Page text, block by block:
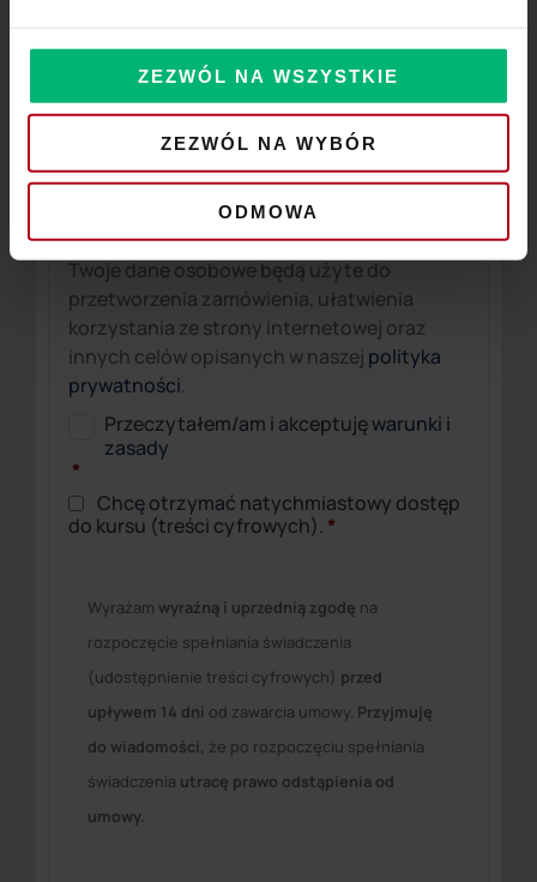
ZEZWÓL NA WSZYSTKIE
ZEZWÓL NA WYBÓR
ODMOWA
Płatność szybkim przelewem
Twoje dane osobowe będą użyte do
przetworzenia zamówienia, ułatwienia
korzystania ze strony internetowej oraz
innych celów opisanych w naszej polityka
prywatności.
Przeczytałem/am i akceptujęwarunki i
zasady
*
Chcę otrzymać natychmiastowy dostęp
do kursu (treści cyfrowych). *
Wyrażam wyraźną i uprzednią zgodę na
rozpoczęcie spełniania świadczenia
(udostępnienie treści cyfrowych) przed
upływem 14 dni od zawarcia umowy. Przyjmuję
do wiadomości, że po rozpoczęciu spełniania
świadczenia utracę prawo odstąpienia od
umowy.